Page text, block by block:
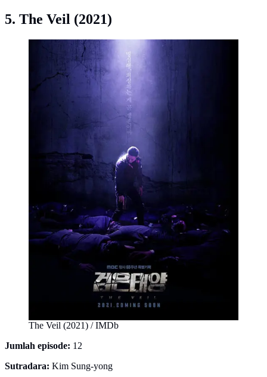
5. The Veil (2021)
The Veil (2021) / IMDb
Jumlah episode: 12
Sutradara: Kim Sung-yong